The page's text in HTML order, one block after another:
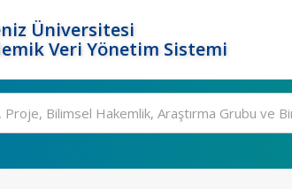
Üniversitesi
Veri Yönetim Sistemi